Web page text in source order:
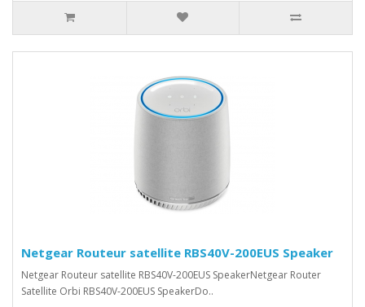
Netgear Routeur satellite RBS40V-200EUS Speaker
Netgear Routeur satellite RBS40V-200EUS SpeakerNetgear Router
Satellite Orbi RBS40V-200EUS SpeakerDo..